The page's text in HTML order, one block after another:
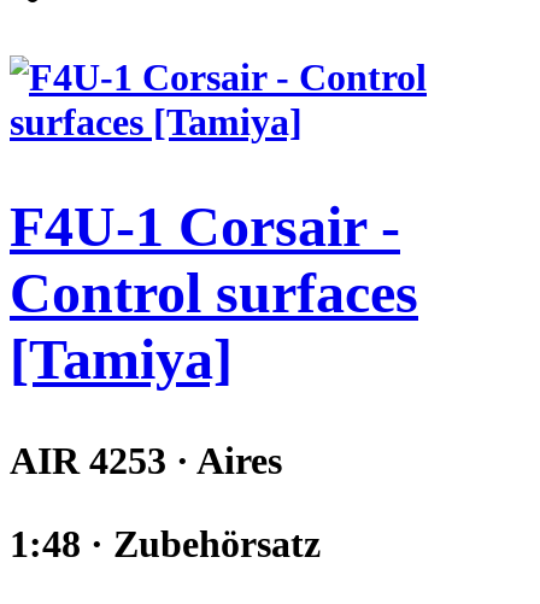
F4U-1 Corsair -
Control surfaces
[Tamiya]
AIR 4253 · Aires
1:48 · Zubehörsatz